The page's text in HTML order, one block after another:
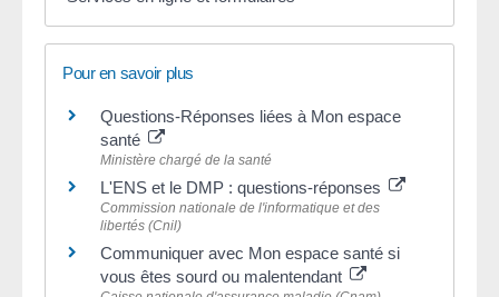
Pour en savoir plus
Questions-Réponses liées à Mon espace
santé
Ministère chargé de la santé
L'ENS et le DMP : questions-réponses
Commission nationale de l'informatique et des
libertés (Cnil)
Communiquer avec Mon espace santé si
vous êtes sourd ou malentendant